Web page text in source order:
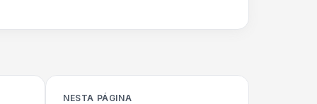
NESTA PÁGINA